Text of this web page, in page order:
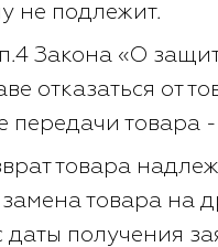
не подлежит.
п.4 Закона «О
отказаться от
передачи товара
товара
товара на
даты получения